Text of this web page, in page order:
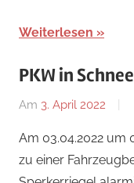
Weiterlesen
PKW in
Am 3. April 2022
Am 03.04.2022 um
zu einer